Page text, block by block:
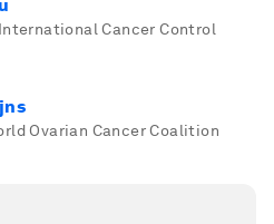
Cancer Control
Ovarian Cancer Coalition